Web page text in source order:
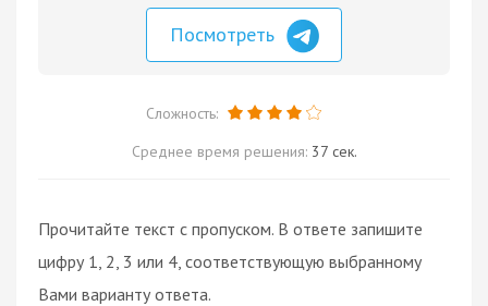
Посмотреть
Сложность:
Среднее время решения: 37 сек.
Прочитайте текст с пропуском. В ответе запишите
цифру 1, 2, 3 или 4, соответствующую выбранному
Вами варианту ответа.